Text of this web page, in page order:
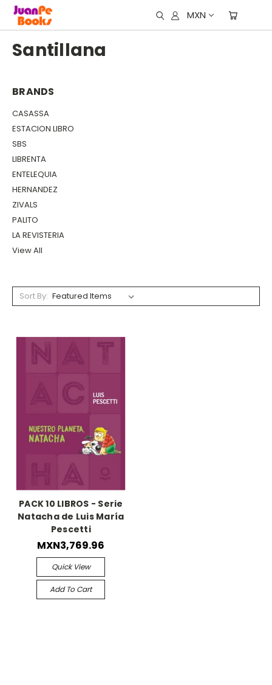
MXN
Santillana
BRANDS
CASASSA
ESTACION LIBRO
SBS
LIBRENTA
ENTELEQUIA
HERNANDEZ
ZIVALS
PALITO
LA REVISTERIA
View All
Sort By:
PACK 10 LIBROS - Serie
Natacha de Luis María
Pescetti
MXN3,769.96
Quick View
Add To Cart